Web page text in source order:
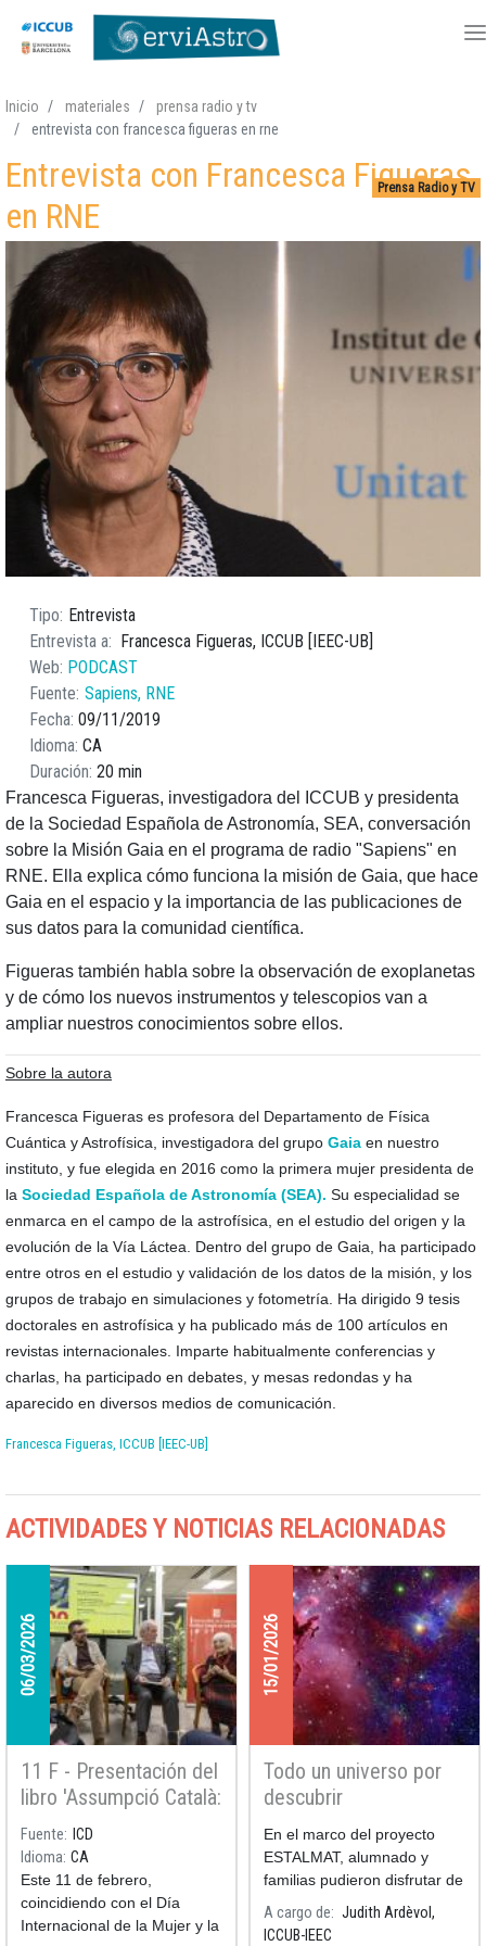
al
principal
Inicio materiales
prensa radio y tv
entrevista con francesca figueras en rne
Prensa Radio y TV
Entrevista con Francesca Figueras
en RNE
Tipo
Entrevista
Entrevista a
Francesca Figueras, ICCUB [IEEC-UB]
Web PODCAST
Fuente Sapiens, RNE
Fecha 09/11/2019
Idioma CA
Duración 20 min
Francesca Figueras, investigadora del ICCUB y presidenta
de la Sociedad Española de Astronomía, SEA, conversación
sobre la Misión Gaia en el programa de radio "Sapiens" en
RNE. Ella explica cómo funciona la misión de Gaia, que hace
Gaia en el espacio y la importancia de las publicaciones de
sus datos para la comunidad científica.
Figueras también habla sobre la observación de exoplanetas
y de cómo los nuevos instrumentos y telescopios van a
ampliar nuestros conocimientos sobre ellos.
Sobre la autora
Francesca Figueras es profesora del Departamento de Física
Cuántica y Astrofísica, investigadora del grupo Gaia en nuestro
instituto, y fue elegida en 2016 como la primera mujer presidenta de
la Sociedad Española de Astronomía (SEA). Su especialidad se
enmarca en el campo de la astrofísica, en el estudio del origen y la
evolución de la Vía Láctea. Dentro del grupo de Gaia, ha participado
entre otros en el estudio y validación de los datos de la misión, y los
grupos de trabajo en simulaciones y fotometría. Ha dirigido 9 tesis
doctorales en astrofísica y ha publicado más de 100 artículos en
revistas internacionales. Imparte habitualmente conferencias y
charlas, ha participado en debates, y mesas redondas y ha
aparecido en diversos medios de comunicación.
Francesca Figueras, ICCUB [IEEC-UB]
ACTIVIDADES Y NOTICIAS RELACIONADAS
06/03/2026
11 F - Presentación del
libro 'Assumpció Català:
la mujer que amaba las
estrellas'
Fuente
ICD
Idioma CA
Este 11 de febrero,
coincidiendo con el Día
Internacional de la Mujer y la
15/01/2026
Todo un universo por
descubrir
En el marco del proyecto
ESTALMAT, alumnado y
familias pudieron disfrutar de
la charla “Todo un universo
por descubrir”, un viaje
A cargo de
Judith Ardèvol,
ICCUB-IEEC